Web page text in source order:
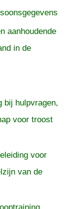
aanhoudende
in de
bij hulpvragen,
voor troost
voor
van de